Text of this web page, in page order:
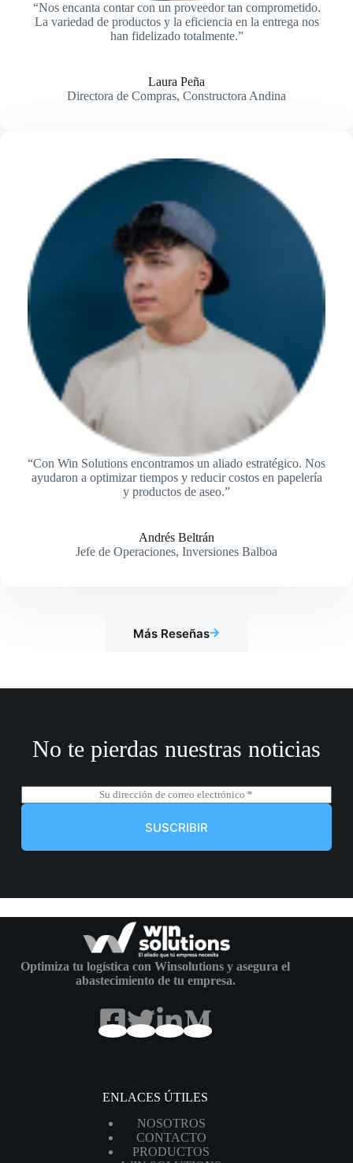
“Nos encanta contar con un proveedor tan comprometido.
La variedad de productos y la eficiencia en la entrega nos
han fidelizado totalmente.”
Laura Peña
Directora de Compras, Constructora Andina
“Con Win Solutions encontramos un aliado estratégico. Nos
ayudaron a optimizar tiempos y reducir costos en papelería
y productos de aseo.”
Andrés Beltrán
Jefe de Operaciones, Inversiones Balboa
Más Reseñas
No te pierdas nuestras noticias
o
e
e
n
SUSCRIBIR
Optimiza tu logística con Winsolutions y asegura el
abastecimiento de tu empresa.
ENLACES ÚTILES
NOSOTROS
CONTACTO
PRODUCTOS